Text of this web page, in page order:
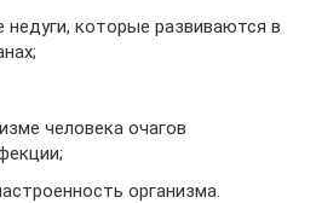
недуги, которые развиваются в
человека очагов
организма.